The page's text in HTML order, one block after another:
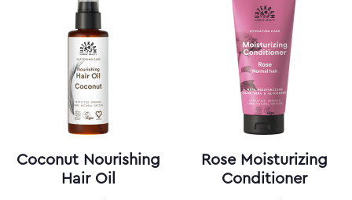
Coconut Nourishing
Hair Oil
Rose Moisturizing
Conditioner